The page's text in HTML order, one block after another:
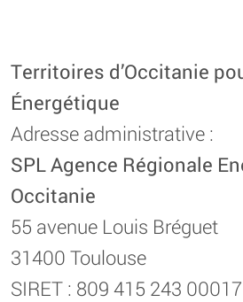
Territoires d’Occitanie
Énergétique
Adresse administrative :
SPL Agence Régionale
Occitanie
55 avenue Louis Bréguet
31400 Toulouse
SIRET : 809 415 243 00017